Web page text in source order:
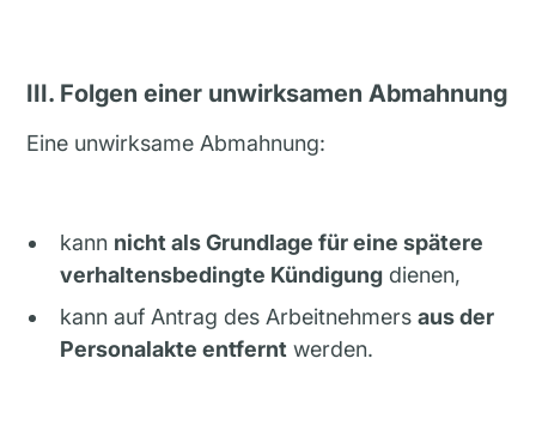
III. Folgen einer unwirksamen Abmahnung
Eine unwirksame Abmahnung:
kann nicht als Grundlage für eine spätere
verhaltensbedingte Kündigung dienen,
kann auf Antrag des Arbeitnehmersaus der
Personalakte entfernt werden.